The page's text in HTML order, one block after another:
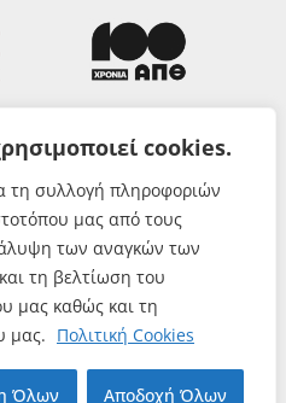
cookies.
τη συλλογή πληροφοριών
μας από τους
των αναγκών των
τη βελτίωση του
μας καθώς και τη
μας. Πολιτική Cookies
Όλων Αποδοχή Όλων